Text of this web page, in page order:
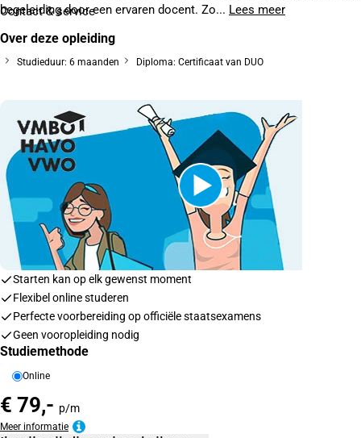
Contact& service
begeleiding door een ervaren docent. Zo... Lees meer
Over deze opleiding
Studieduur: 6 maanden Diploma: Certificaat van DUO
Starten kan op elk gewenst moment
Flexibel online studeren
Perfecte voorbereiding op officiële staatsexamens
Geen vooropleiding nodig
Studiemethode
Online
€ 79,- p/m
Meer informatie